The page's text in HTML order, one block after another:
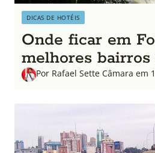
DICAS DE HOTÉIS
Onde ficar em
melhores
Por Rafael Sette Câmara em